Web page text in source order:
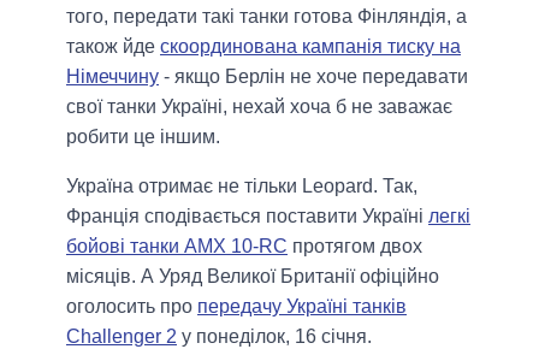
того, передати такі танки готова Фінляндія, а
також йде скоординована кампанія тиску на
Німеччину - якщо Берлін не хоче передавати
свої танки Україні, нехай хоча б не заважає
робити це іншим.
Україна отримає не тільки Leopard. Так,
Франція сподівається поставити Україні легкі
бойові танки AMX 10-RC протягом двох
місяців. А Уряд Великої Британії офіційно
оголосить про передачу Україні танків
Challenger 2 у понеділок, 16 січня.